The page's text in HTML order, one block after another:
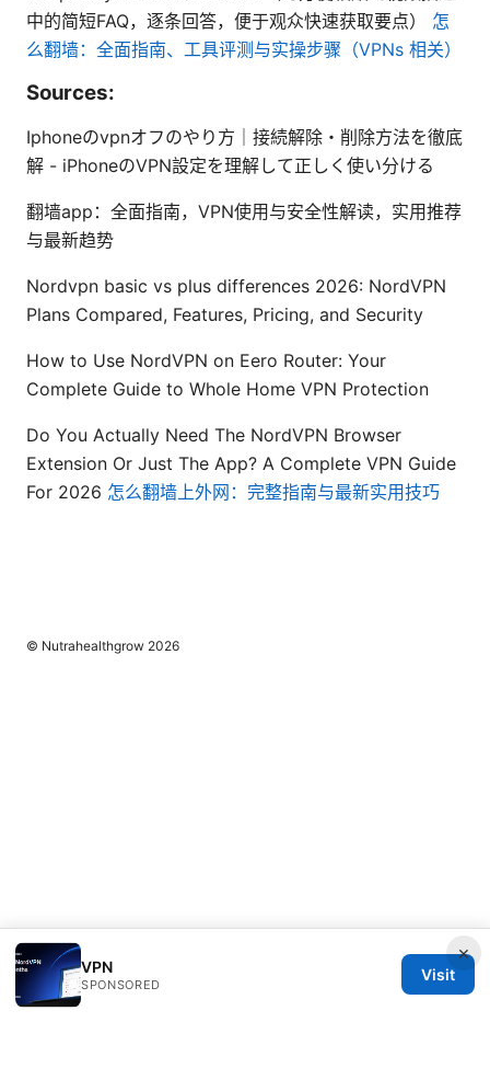
中的简短FAQ，逐条回答，便于观众快速获取要点） 怎
么翻墙：全面指南、工具评测与实操步骤（VPNs 相关）
Sources:
Iphoneのvpnオフのやり方｜接続解除・削除方法を徹底
解 - iPhoneのVPN設定を理解して正しく使い分ける
翻墙app：全面指南，VPN使用与安全性解读，实用推荐
与最新趋势
Nordvpn basic vs plus differences 2026: NordVPN
Plans Compared, Features, Pricing, and Security
How to Use NordVPN on Eero Router: Your
Complete Guide to Whole Home VPN Protection
Do You Actually Need The NordVPN Browser
Extension Or Just The App? A Complete VPN Guide
For 2026 怎么翻墙上外网：完整指南与最新实用技巧
×
VPN
SPONSORED
Visit
© Nutrahealthgrow 2026